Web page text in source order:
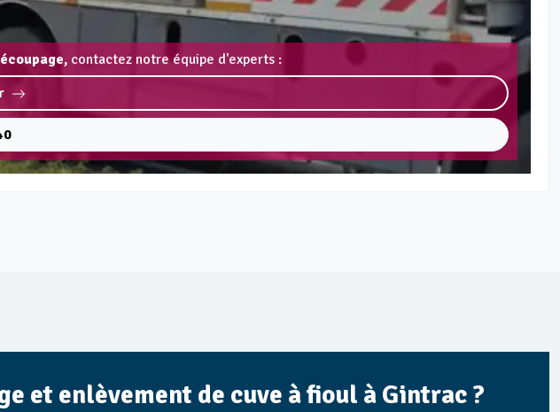
contactez notre équipe d'experts :
et enlèvement de cuve à fioul à Gintrac ?